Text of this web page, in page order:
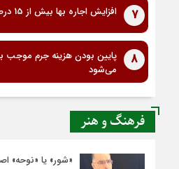
7 افزایش اجاره بها بیش از 15 درصد ممنوع
8
پایین بودن هزینه جرم موجب
می‌شود
فرهنگ و هنر
«شور» یا «نوحه»